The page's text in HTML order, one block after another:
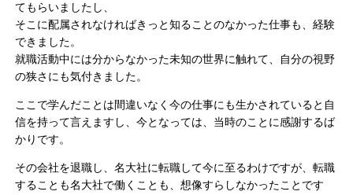
てもらいましたし、
そこに配属されなければきっと知ることのなかった仕事も、経験
できました。
就職活動中には分からなかった未知の世界に触れて、自分の視野
の狭さにも気付きました。
ここで学んだことは間違いなく今の仕事にも生かされていると自
信を持って言えますし、今となっては、当時のことに感謝するば
かりです。
その会社を退職し、名大社に転職して今に至るわけですが、転職
することも名大社で働くことも、想像すらしなかったことです